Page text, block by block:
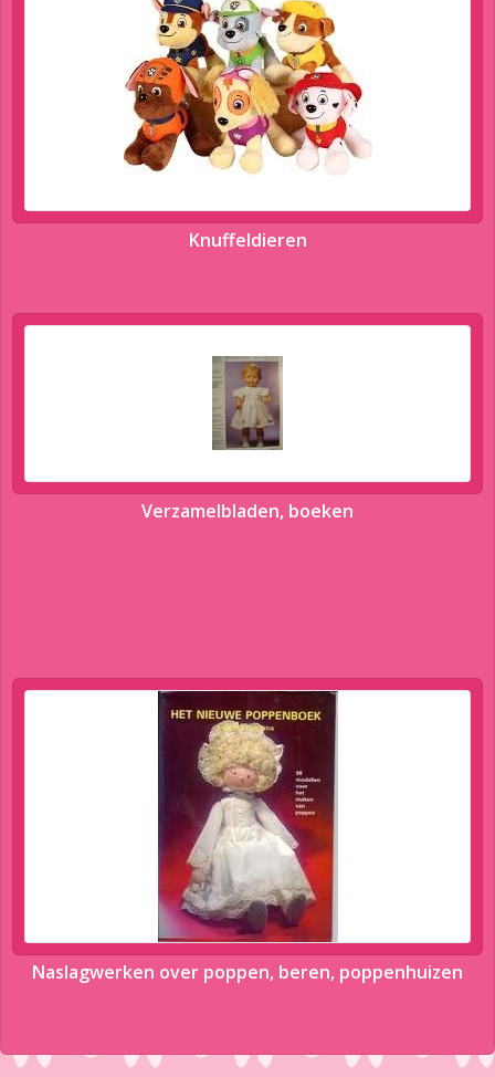
Knuffeldieren
Verzamelbladen, boeken
Naslagwerken over poppen, beren, poppenhuizen